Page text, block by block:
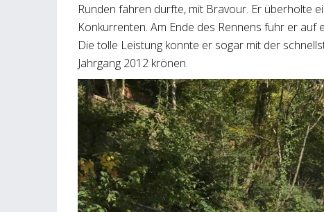
Runden fahren durfte, mit Bravour. Er überholte
Konkurrenten. Am Ende des Rennens fuhr er auf
Die tolle Leistung konnte er sogar mit der
Jahrgang 2012 krönen.